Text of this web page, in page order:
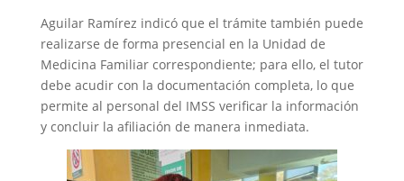
Aguilar Ramírez indicó que el trámite también puede
realizarse de forma presencial en la Unidad de
Medicina Familiar correspondiente; para ello, el tutor
debe acudir con la documentación completa, lo que
permite al personal del IMSS verificar la información
y concluir la afiliación de manera inmediata.